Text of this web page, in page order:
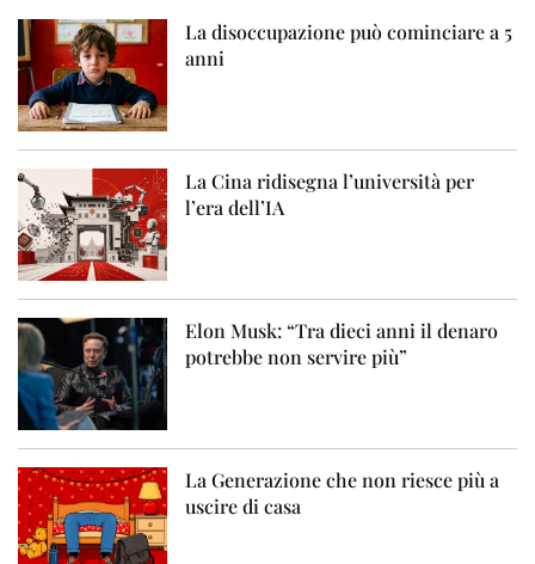
La disoccupazione può cominciare a 5
anni
La Cina ridisegna l’università per
l’era dell’IA
Elon Musk: “Tra dieci anni il denaro
potrebbe non servire più”
La Generazione che non riesce più a
uscire di casa